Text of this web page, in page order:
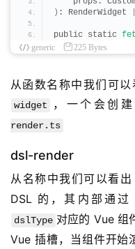
) : RenderWidget
public static
generic
225 Bytes
widget ，一个会创建
render.ts
dsl-render
从名称中我们可以看出
DSL 的，其内部通过
dslType 对应的 Vue 组
Vue 插槽，当组件开始